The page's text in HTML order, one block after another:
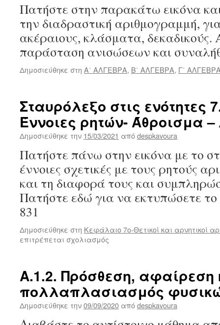
αρνητικοί(Α7.1
έως
Α
7.6)
Πατήστε στην παρακάτω εικόνα
την διαδραστική αριθμογραμμή,
ακέραιους, κλάσματα, δεκαδικούς.
παράσταση ανισώσεων και
Δημοσιεύθηκε στη Α΄ ΑΛΓΕΒΡΑ, Β΄ ΑΛΓΕΒΡΑ, Γ΄
Σταυρόλεξο στις ενότητες
Έννοιες ρητών- Άθροισμα
Δημοσιεύθηκε την 15/03/2021 απόdespkavoura
Πατήστε πάνω στην εικόνα με το
έννοιες σχετικές με τους ρητούς
και τη διαφορά τους και
Πατήστε εδώ για να εκτυπώσετε
831
Δημοσιεύθηκε στη Κεφάλαιο 7ο-Θετικοί και αρνητικοί
επιτρέπεται σχολιασμός
7.1
έως
7.4.
Έννοιες
Α.1.2. Πρόσθεση, αφαίρεση
πολλαπλασιασμός
Δημοσιεύθηκε την09/09/2020 απόdespkavoura